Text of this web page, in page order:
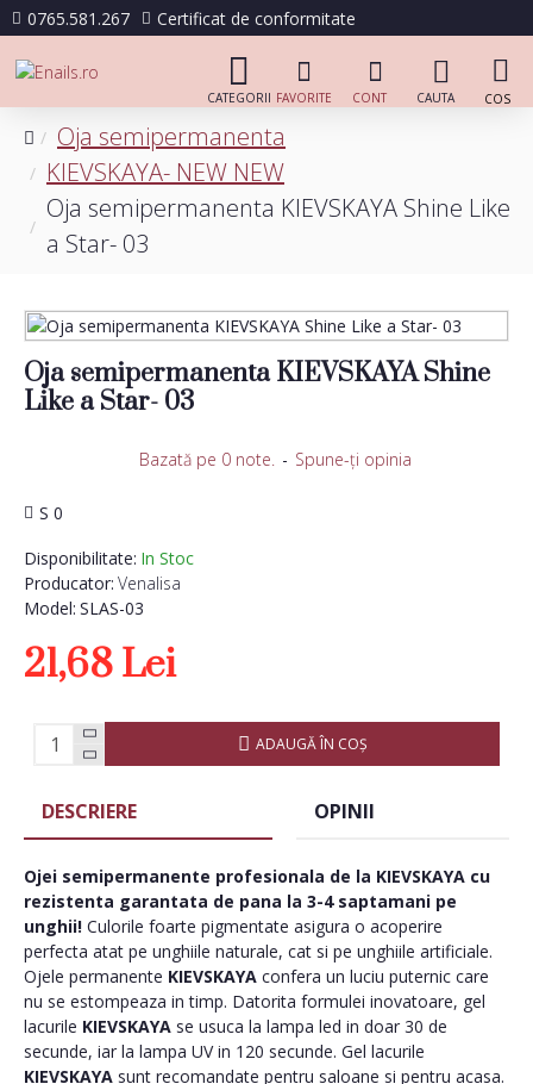
0765.581.267 Certificat de conformitate
Oja semipermanenta
KIEVSKAYA- NEW NEW
Oja semipermanenta KIEVSKAYA Shine Like
a Star- 03
Oja semipermanenta KIEVSKAYA Shine
Like a Star- 03
Disponibilitate: In Stoc
Producator: Venalisa
Model: SLAS-03
S 0
Bazată pe 0 note. - Spune-ţi opinia
21,68 Lei
ADAUGĂ ÎN COŞ
DESCRIERE OPINII
Ojei semipermanente profesionala de la KIEVSKAYA cu
rezistenta garantata de pana la 3-4 saptamani pe
unghii! Culorile foarte pigmentate asigura o acoperire
perfecta atat pe unghiile naturale, cat si pe unghiile artificiale.
Ojele permanente KIEVSKAYA confera un luciu puternic care
nu se estompeaza in timp. Datorita formulei inovatoare, gel
lacurile KIEVSKAYA se usuca la lampa led in doar 30 de
secunde, iar la lampa UV in 120 secunde. Gel lacurile
KIEVSKAYA sunt recomandate pentru saloane si pentru acasa.